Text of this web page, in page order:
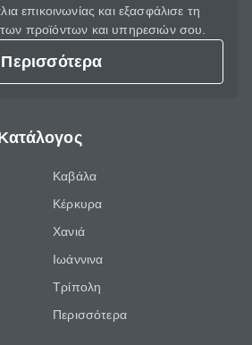
επικοινωνίας και εξασφάλισε τη
προϊόντων και υπηρεσιών σου.
Περισσότερα
Καβάλα
Κέρκυρα
Χανιά
Ιωάννινα
Τρίπολη
Περισσότερα